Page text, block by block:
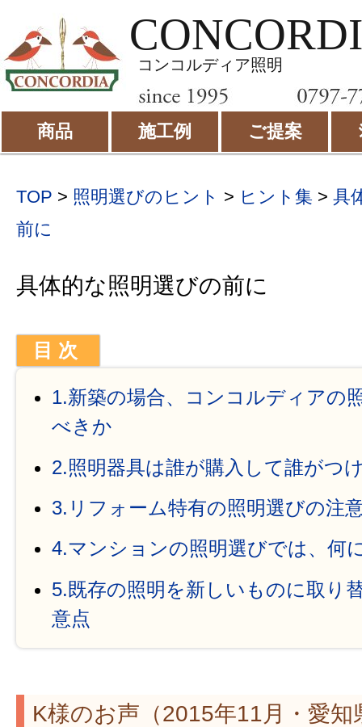
コンコルディア照明
商品 施工例 ご提案
TOP > 照明選びのヒント > ヒント集 > 具
前に
具体的な照明選びの前に
1.新築の場合、コンコルディアの
べきか
2.照明器具は誰が購入して誰がつ
3.リフォーム特有の照明選びの注
4.マンションの照明選びでは、何
5.既存の照明を新しいものに取り
意点
K様のお声（2015年11月・愛知